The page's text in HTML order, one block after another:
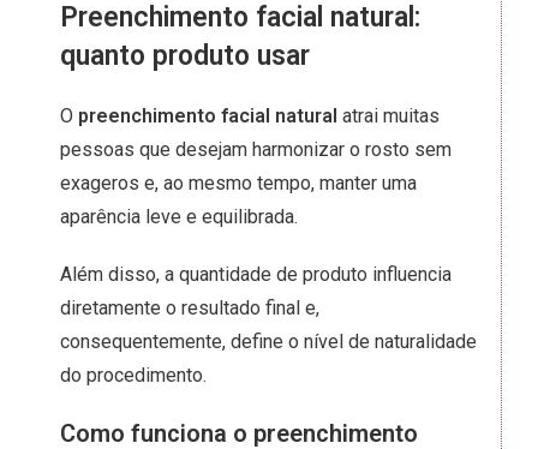
Preenchimento facial natural:
quanto produto usar
O preenchimento facial natural atrai muitas
pessoas que desejam harmonizar o rosto sem
exageros e, ao mesmo tempo, manter uma
aparência leve e equilibrada.
Além disso, a quantidade de produto influencia
diretamente o resultado final e,
consequentemente, define o nível de naturalidade
do procedimento.
Como funciona o preenchimento